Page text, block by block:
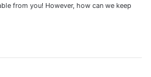
from you! However, how can we keep